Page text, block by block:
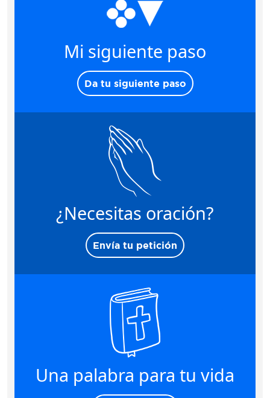
Mi siguiente paso
Da tu siguiente paso
¿Necesitas oración?
Envía tu petición
Una palabra para tu vida